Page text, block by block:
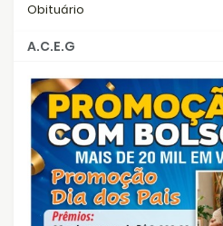
Obituário
A.C.E.G